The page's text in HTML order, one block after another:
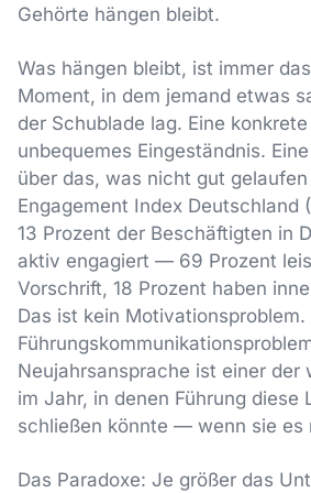
Gehörte hängen bleibt.
Was hängen bleibt, ist immer
Moment, in dem jemand etwas
der Schublade lag. Eine
unbequemes Eingeständnis.
über das, was nicht gut
Engagement Index Deutschland
13 Prozent der Beschäftigten in
aktiv engagiert — 69 Prozent
Vorschrift, 18 Prozent haben
Das ist kein Motivationsproblem.
Neujahrsansprache ist einer der
im Jahr, in denen Führung diese
schließen könnte — wenn sie es
Das Paradoxe: Je größer das